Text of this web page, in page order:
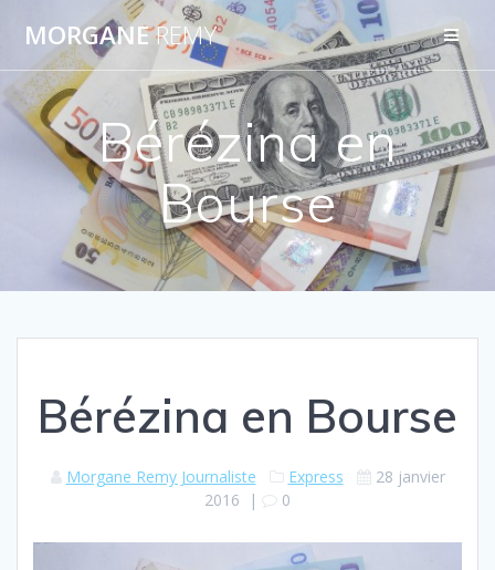
Passer
au
contenu
MORGANEREMY
Bérézina en
Bourse
Bérézina en Bourse
Morgane Remy Journaliste Express
28 janvier
2016 | 0